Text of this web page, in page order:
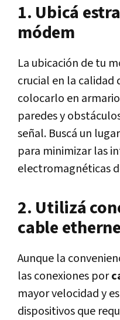
1. Ubicá
módem
La ubicación de tu
crucial en la calidad
colocarlo en
paredes y
señal. Buscá un
para minimizar las
electromagnéticas
2. Utilizá
cable
Aunque la
las conexiones por
mayor velocidad y
dispositivos que